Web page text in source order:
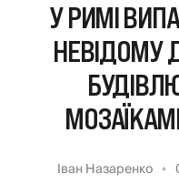
У РИМІ
НЕВІДОМУ
Іван Назаренко